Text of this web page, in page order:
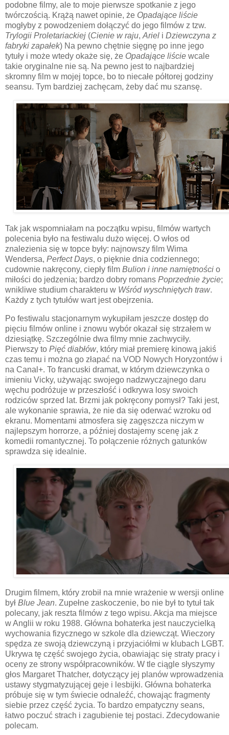
podobne filmy, ale to moje pierwsze spotkanie z jego
twórczością. Krążą nawet opinie, że Opadające liście
mogłyby z powodzeniem dołączyć do jego filmów z tzw.
Trylogii Proletariackiej (Cienie w raju, Ariel i Dziewczyna z
fabryki zapałek) Na pewno chętnie sięgnę po inne jego
tytuły i może wtedy okaże się, że Opadające liście wcale
takie oryginalne nie są. Na pewno jest to najbardziej
skromny film w mojej topce, bo to niecałe półtorej godziny
seansu. Tym bardziej zachęcam, żeby dać mu szansę.
Tak jak wspomniałam na początku wpisu, filmów wartych
polecenia było na festiwalu dużo więcej. O włos od
znalezienia się w topce były: najnowszy film Wima
Wendersa, Perfect Days, o pięknie dnia codziennego;
cudownie nakręcony, ciepły film Bulion i inne namiętności o
miłości do jedzenia; bardzo dobry romans Poprzednie życie;
wnikliwe studium charakteru w Wśród wyschniętych traw.
Każdy z tych tytułów wart jest obejrzenia.
Po festiwalu stacjonarnym wykupiłam jeszcze dostęp do
pięciu filmów online i znowu wybór okazał się strzałem w
dziesiątkę. Szczególnie dwa filmy mnie zachwyciły.
Pierwszy to Pięć diabłów, który miał premierę kinową jakiś
czas temu i można go złapać na VOD Nowych Horyzontów i
na Canal+. To francuski dramat, w którym dziewczynka o
imieniu Vicky, używając swojego nadzwyczajnego daru
węchu podróżuje w przeszłość i odkrywa losy swoich
rodziców sprzed lat. Brzmi jak pokręcony pomysł? Taki jest,
ale wykonanie sprawia, że nie da się oderwać wzroku od
ekranu. Momentami atmosfera się zagęszcza niczym w
najlepszym horrorze, a później dostajemy scenę jak z
komedii romantycznej. To połączenie różnych gatunków
sprawdza się idealnie.
Drugim filmem, który zrobił na mnie wrażenie w wersji online
był Blue Jean. Zupełne zaskoczenie, bo nie był to tytuł tak
polecany, jak reszta filmów z tego wpisu. Akcja ma miejsce
w Anglii w roku 1988. Główna bohaterka jest nauczycielką
wychowania fizycznego w szkole dla dziewcząt. Wieczory
spędza ze swoją dziewczyną i przyjaciółmi w klubach LGBT.
Ukrywa tę część swojego życia, obawiając się straty pracy i
oceny ze strony współpracowników. W tle ciągle słyszymy
głos Margaret Thatcher, dotyczący jej planów wprowadzenia
ustawy stygmatyzującej geje i lesbijki. Główna bohaterka
próbuje się w tym świecie odnaleźć, chowając fragmenty
siebie przez część życia. To bardzo empatyczny seans,
łatwo poczuć strach i zagubienie tej postaci. Zdecydowanie
polecam.